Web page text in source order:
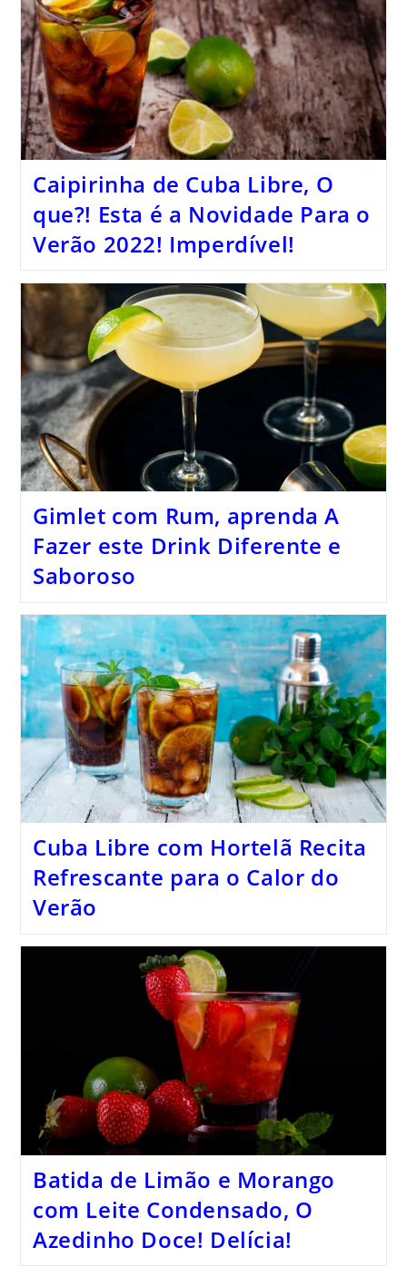
Caipirinha de Cuba Libre, O
que?! Esta é a Novidade Para o
Verão 2022! Imperdível!
Gimlet com Rum, aprenda A
Fazer este Drink Diferente e
Saboroso
Cuba Libre com Hortelã Recita
Refrescante para o Calor do
Verão
Batida de Limão e Morango
com Leite Condensado, O
Azedinho Doce! Delícia!